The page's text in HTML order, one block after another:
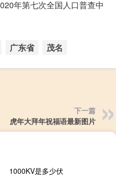
年第七次全国人口普查中
广东省 茂名
下一篇
虎年大拜年祝福语最新图片
1000KV是多少伏